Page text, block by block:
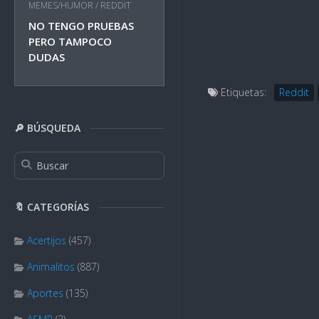
MEMES/HUMOR / REDDIT
NO TENGO PRUEBAS
PERO TAMPOCO
DUDAS
🔎 BÚSQUEDA
🔖 CATEGORÍAS
Acertijos (457)
Animalitos (887)
Aportes (135)
Etiquetas: Reddit